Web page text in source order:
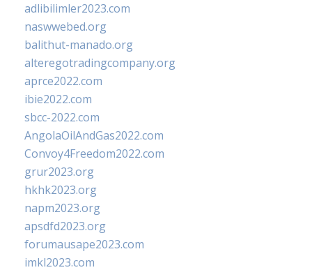
adlibilimler2023.com
naswwebed.org
balithut-manado.org
alteregotradingcompany.org
aprce2022.com
ibie2022.com
sbcc-2022.com
AngolaOilAndGas2022.com
Convoy4Freedom2022.com
grur2023.org
hkhk2023.org
napm2023.org
apsdfd2023.org
forumausape2023.com
imkl2023.com